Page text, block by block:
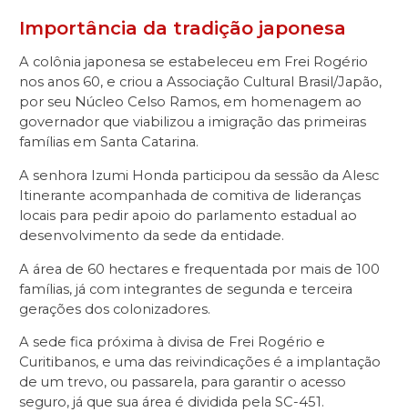
Importância da tradição japonesa
A colônia japonesa se estabeleceu em Frei Rogério
nos anos 60, e criou a Associação Cultural Brasil/Japão,
por seu Núcleo Celso Ramos, em homenagem ao
governador que viabilizou a imigração das primeiras
famílias em Santa Catarina.
A senhora Izumi Honda participou da sessão da Alesc
Itinerante acompanhada de comitiva de lideranças
locais para pedir apoio do parlamento estadual ao
desenvolvimento da sede da entidade.
A área de 60 hectares e frequentada por mais de 100
famílias, já com integrantes de segunda e terceira
gerações dos colonizadores.
A sede fica próxima à divisa de Frei Rogério e
Curitibanos, e uma das reivindicações é a implantação
de um trevo, ou passarela, para garantir o acesso
seguro, já que sua área é dividida pela SC-451.